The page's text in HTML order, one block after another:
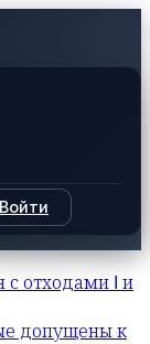
Войти
с отходами I и
допущены к